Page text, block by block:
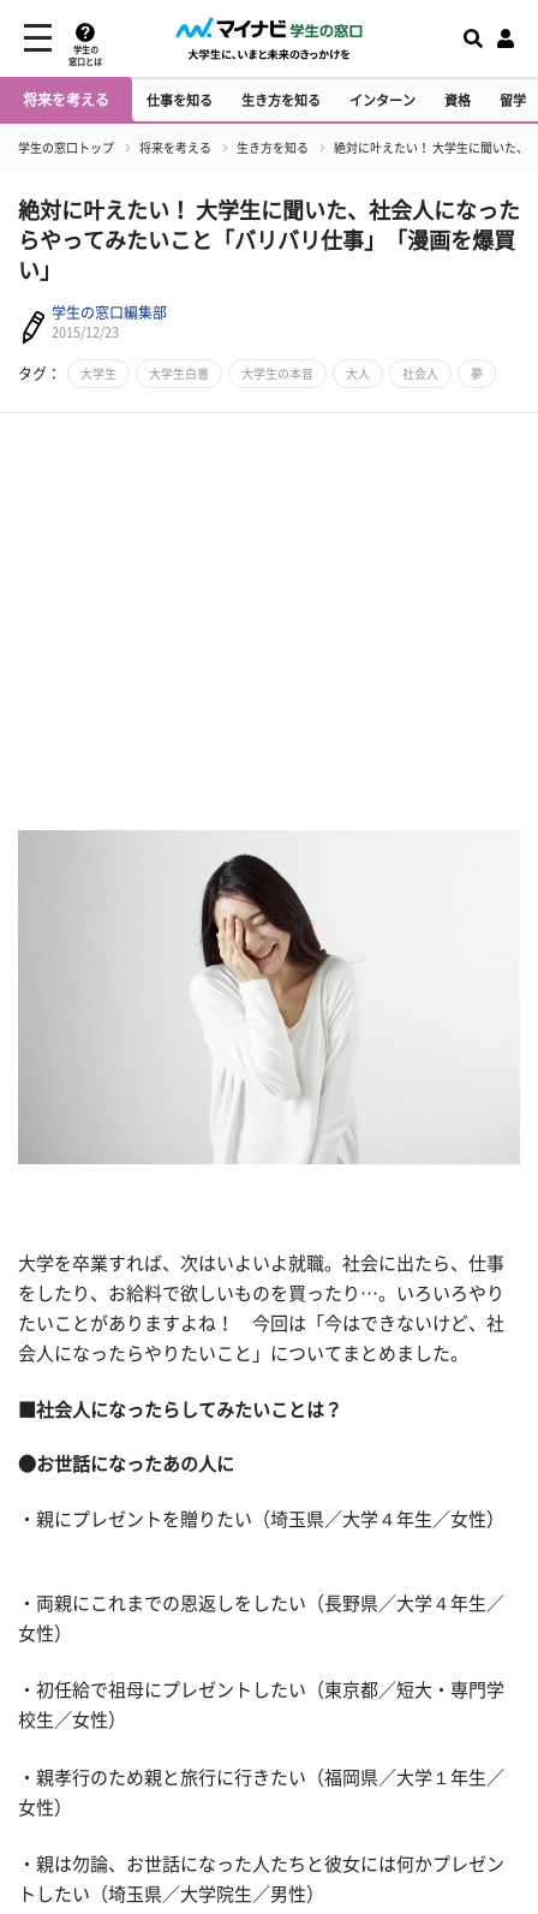
学生の
窓口とは
将来を考える 仕事を知る 生き方を知る インターン 資格 留学
学生の窓口トップ 将来を考える 生き方を知る 絶対に叶えたい！ 大学生に聞いた、
絶対に叶えたい！ 大学生に聞いた、社会人になった
らやってみたいこと「バリバリ仕事」「漫画を爆買
い」
学生の窓口編集部
2015/12/23
タグ： 大学生 大学生白書 大学生の本音 大人 社会人 夢
大学を卒業すれば、次はいよいよ就職。社会に出たら、仕事
をしたり、お給料で欲しいものを買ったり…。いろいろやり
たいことがありますよね！ 今回は「今はできないけど、社
会人になったらやりたいこと」についてまとめました。
■社会人になったらしてみたいことは？
●お世話になったあの人に
・親にプレゼントを贈りたい（埼玉県／大学４年生／女性）
・両親にこれまでの恩返しをしたい（長野県／大学４年生／
女性）
・初任給で祖母にプレゼントしたい（東京都／短大・専門学
校生／女性）
・親孝行のため親と旅行に行きたい（福岡県／大学１年生／
女性）
・親は勿論、お世話になった人たちと彼女には何かプレゼン
トしたい（埼玉県／大学院生／男性）